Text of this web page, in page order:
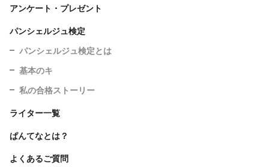
アンケート・プレゼント
パンシェルジュ検定
パンシェルジュ検定とは
基本のキ
私の合格ストーリー
ライター一覧
ぱんてなとは？
よくあるご質問